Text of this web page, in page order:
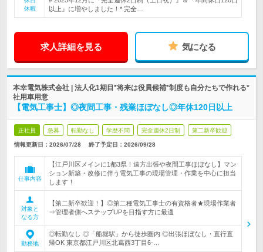
休暇
以上』に増やしました！* 完全…
求人詳細を見る 気になる
本幸電気株式会社 | 法人化1期目*将来は役員候補*制度も自分たちで作れる*
社用車用意
【電気工事士】◎夜間工事・残業ほぼなし◎年休120日以上
正社員 急募 転勤なし 学歴不問 完全週休2日制 第二新卒歓迎
情報更新日：2026/07/28 終了予定日： 2026/09/28
仕事内容
【江戸川区メインに1都3県！遠方出張や夜間工事ほぼなし】マン
ション新築・改修に伴う電気工事の現場管理・作業を中心に担当
します！
対象と
なる方
【第二新卒歓迎！】◎第二種電気工事士の有資格者★現場作業者
⇒管理者側へステップUPを目指す方に最適
勤務地
◎転勤なし ◎「船堀駅」から徒歩圏内 ◎出張ほぼなし・直行直
帰OK 東京都江戸川区北葛西3丁目6-…